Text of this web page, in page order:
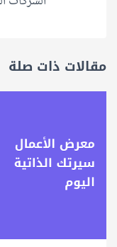
مقالات ذات صلة